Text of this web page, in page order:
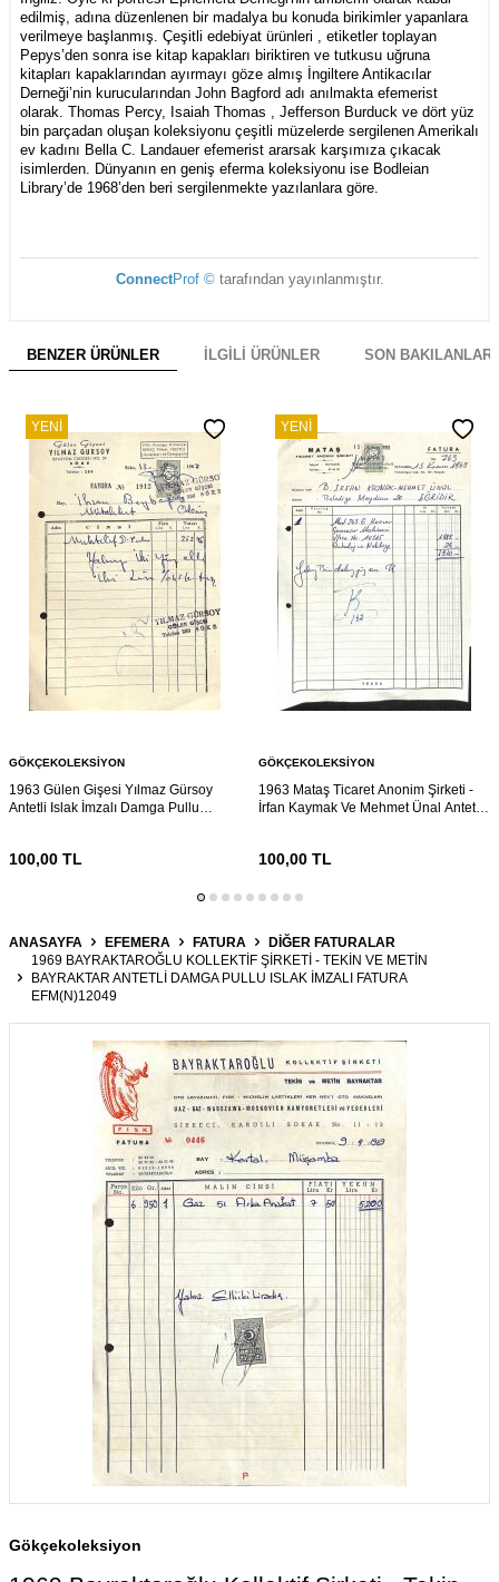
edilmiş, adına düzenlenen bir madalya bu konuda birikimler yapanlara
verilmeye başlanmış. Çeşitli edebiyat ürünleri , etiketler toplayan
Pepys’den sonra ise kitap kapakları biriktiren ve tutkusu uğruna
kitapları kapaklarından ayırmayı göze almış İngiltere Antikacılar
Derneği’nin kurucularından John Bagford adı anılmakta efemerist
olarak. Thomas Percy, Isaiah Thomas , Jefferson Burduck ve dört yüz
bin parçadan oluşan koleksiyonu çeşitli müzelerde sergilenen Amerikalı
ev kadını Bella C. Landauer efemerist ararsak karşımıza çıkacak
isimlerden. Dünyanın en geniş eferma koleksiyonu ise Bodleian
Library’de 1968’den beri sergilenmekte yazılanlara göre.
ConnectProf ©tarafından yayınlanmıştır.
BENZER ÜRÜNLER İLGILI ÜRÜNLER SON BAKILANLAR
YENI
GÖKÇEKOLEKSIYON
1963 Gülen Gişesi Yılmaz Gürsoy
Antetli Islak İmzalı Damga Pullu
100,00 TL
YENI
GÖKÇEKOLEKSIYON
1963 Mataş Ticaret Anonim Şirketi -
İrfan Kaymak Ve Mehmet Ünal Antetli
100,00TL
ANASAYFA EFEMERA FATURA
DIĞER FATURALAR
1969 BAYRAKTAROĞLU KOLLEKTIF ŞIRKETI - TEKIN VE METIN
BAYRAKTAR ANTETLI DAMGA PULLU ISLAK İMZALI FATURA
EFM(N)12049
Gökçekoleksiyon